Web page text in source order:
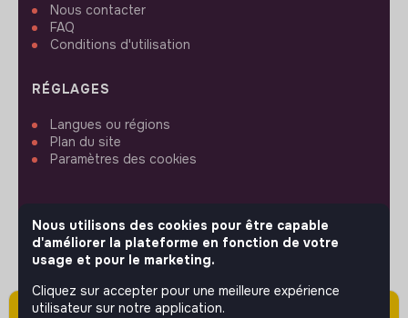
Attention cette annonce a été publiée il y a
Nous contacter
FAQ
Conditions d'utilisation
RÉGLAGES
Langues ou régions
Plan du site
Paramètres des cookies
SUIVEZ-NOUS
Nous utilisons des cookies pour être capable
d'améliorer la plateforme en fonction de votre
usage et pour le marketing.
Cliquez sur accepter pour une meilleure expérience
utilisateur sur notre application.